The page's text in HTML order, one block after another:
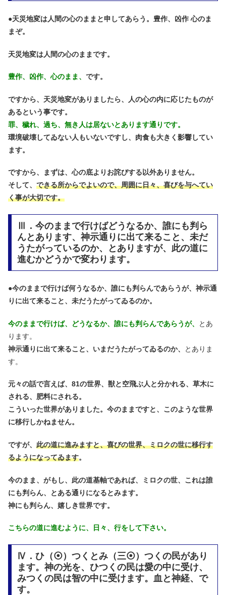
●天災地変は人間の心のままと申してあらう。豊作、凶作 心のま
まぞ。
天災地変は人間の心のままです。
豊作、凶作、心のまま、 です。
ですから、天災地変がありましたら、人の心の内に応じたものが
あるという事です。
罪、穢れ、過ち、無き人は居ないとあります通りです。
環境破壊してゐない人もいないですし、肉食も大きく影響してい
ます。
ですから、まずは、心の底よりお詫びする以外ありません。
そして、 できる所からでよいので、周囲に日々、喜びを与へてい
く事が大切です。
Ⅲ．今のままで行けばどうなるか、誰にも判ら
んとあります、神示通りに出て来ること、未だ
うたがっているのか、とありますが、此の道に
進むかどうかで変わります。
●今のままで行けば何うなるか、誰にも判らんであらうが、神示通
りに出て来ること、未だうたがってゐるのか。
今のままで行けば、どうなるか、誰にも判らんであらうが、
とあ
ります。
神示通りに出て来ること、いまだうたがってゐるのか、
とありま
す。
元々の話で言えば、81の世界、獣と空飛ぶ人と分かれる、草木に
される、肥料にされる。
こういった世界がありました。今のままですと、このような世界
に移行しかねません。
ですが、 此の道に進みますと、喜びの世界、ミロクの世に移行す
るようになってゐます。
今のまま、がもし、此の道基軸であれば、ミロクの世、これは誰
にも判らん、とある通りになるとみます。
神にも判らん、嬉しき世界です。
こちらの道に進むように、日々、行をして下さい。
Ⅳ．ひ（⦿）つくとみ（三⦿）つくの民があり
ます。神の光を、ひつくの民は愛の中に受け、
みつくの民は智の中に受けます。血と神経、で
す。